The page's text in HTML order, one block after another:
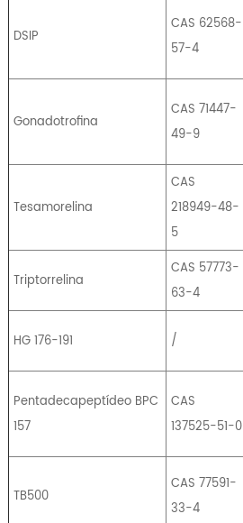
DSIP
CAS 62568-
57-4
Gonadotrofina
CAS 71447-
49-9
Tesamorelina
CAS
218949-48-
5
Triptorrelina
CAS 57773-
63-4
HG 176-191 /
Pentadecapeptídeo BPC
157
CAS
137525-51-0
TB500
CAS 77591-
33-4